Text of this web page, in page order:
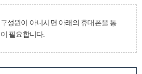
성원이 아니시면 아래의 휴대폰을 통
필요합니다.